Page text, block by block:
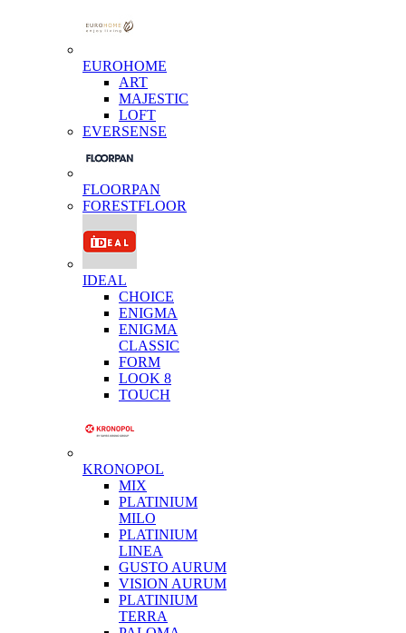
EUROHOME
ART
MAJESTIC
LOFT
EVERSENSE
FLOORPAN
FORESTFLOOR
IDEAL
CHOICE
ENIGMA
ENIGMA
CLASSIC
FORM
LOOK 8
TOUCH
KRONOPOL
MIX
PLATINIUM
MILO
PLATINIUM
LINEA
GUSTO AURUM
VISION AURUM
PLATINIUM
TERRA